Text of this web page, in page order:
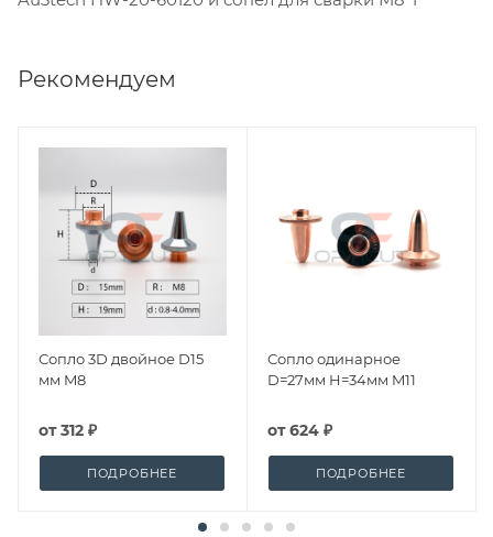
Рекомендуем
Сопло 3D двойное D15
мм M8
от312 ₽
ПОДРОБНЕЕ
Сопло одинарное
D=27мм H=34мм M11
от624 ₽
ПОДРОБНЕЕ